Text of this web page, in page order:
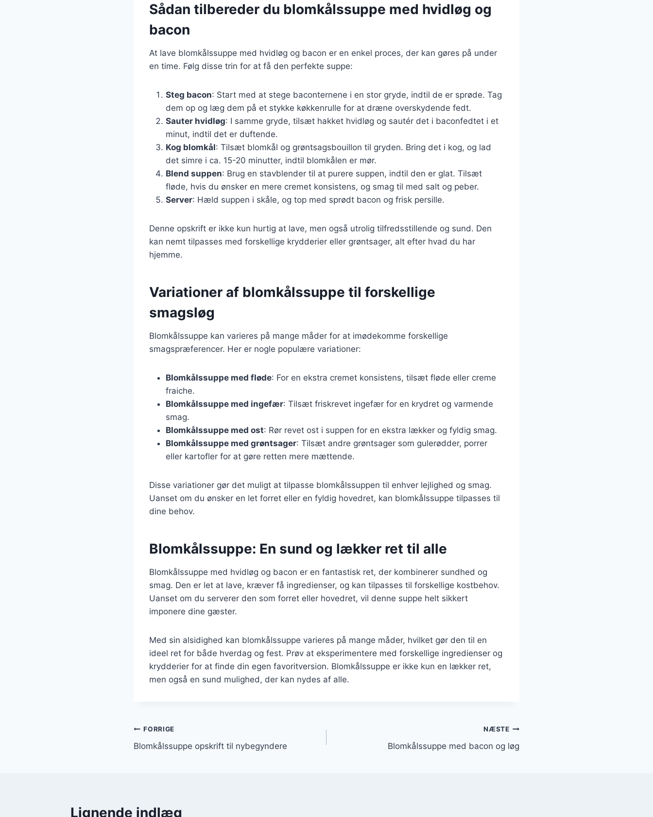
Sådan tilbereder du blomkålssuppe med hvidløg og
bacon
At lave blomkålssuppe med hvidløg og bacon er en enkel proces, der kan gøres på under
en time. Følg disse trin for at få den perfekte suppe:
Steg bacon: Start med at stege baconternene i en stor gryde, indtil de er sprøde. Tag
dem op og læg dem på et stykke køkkenrulle for at dræne overskydende fedt.
Sauter hvidløg: I samme gryde, tilsæt hakket hvidløg og sautér det i baconfedtet i et
minut, indtil det er duftende.
Kog blomkål: Tilsæt blomkål og grøntsagsbouillon til gryden. Bring det i kog, og lad
det simre i ca. 15-20 minutter, indtil blomkålen er mør.
Blend suppen: Brug en stavblender til at purere suppen, indtil den er glat. Tilsæt
fløde, hvis du ønsker en mere cremet konsistens, og smag til med salt og peber.
Server: Hæld suppen i skåle, og top med sprødt bacon og frisk persille.
Denne opskrift er ikke kun hurtig at lave, men også utrolig tilfredsstillende og sund. Den
kan nemt tilpasses med forskellige krydderier eller grøntsager, alt efter hvad du har
hjemme.
Variationer af blomkålssuppe til forskellige
smagsløg
Blomkålssuppe kan varieres på mange måder for at imødekomme forskellige
smagspræferencer. Her er nogle populære variationer:
Blomkålssuppe med fløde: For en ekstra cremet konsistens, tilsæt fløde eller creme
fraiche.
Blomkålssuppe med ingefær: Tilsæt friskrevet ingefær for en krydret og varmende
smag.
Blomkålssuppe med ost: Rør revet ost i suppen for en ekstra lækker og fyldig smag.
Blomkålssuppe med grøntsager: Tilsæt andre grøntsager som gulerødder, porrer
eller kartofler for at gøre retten mere mættende.
Disse variationer gør det muligt at tilpasse blomkålssuppen til enhver lejlighed og smag.
Uanset om du ønsker en let forret eller en fyldig hovedret, kan blomkålssuppe tilpasses til
dine behov.
Blomkålssuppe: En sund og lækker ret til alle
Blomkålssuppe med hvidløg og bacon er en fantastisk ret, der kombinerer sundhed og
smag. Den er let at lave, kræver få ingredienser, og kan tilpasses til forskellige kostbehov.
Uanset om du serverer den som forret eller hovedret, vil denne suppe helt sikkert
imponere dine gæster.
Med sin alsidighed kan blomkålssuppe varieres på mange måder, hvilket gør den til en
ideel ret for både hverdag og fest. Prøv at eksperimentere med forskellige ingredienser og
krydderier for at finde din egen favoritversion. Blomkålssuppe er ikke kun en lækker ret,
men også en sund mulighed, der kan nydes af alle.
Indlægsnavigation
FORRIGE
Blomkålssuppe opskrift til nybegyndere
NÆSTE
Blomkålssuppe med bacon og løg
Lignende indlæg